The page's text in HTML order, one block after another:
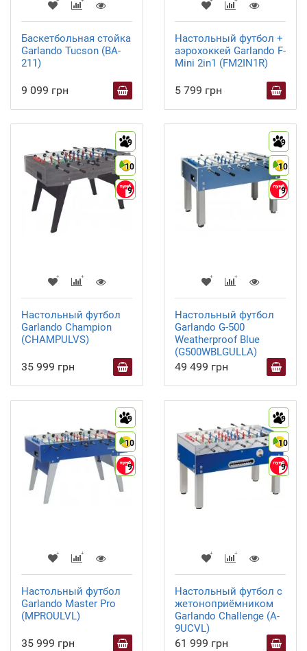
Баскетбольная стойка
Garlando Tucson (BA-
211)
9 099 грн
Настольный футбол +
аэрохоккей Garlando F-
Mini 2in1 (FM2IN1R)
5 799 грн
9
10
9
Настольный футбол
Garlando Champion
(CHAMPULVS)
35 999 грн
9
10
9
Настольный футбол
Garlando G-500
Weatherproof Blue
(G500WBLGULLA)
49 499 грн
9
10
9
Настольный футбол
Garlando Master Pro
(MPROULVL)
35 999 грн
9
10
9
Настольный футбол с
жетоноприёмником
Garlando Challenge (A-
9UCVL)
61 999 грн